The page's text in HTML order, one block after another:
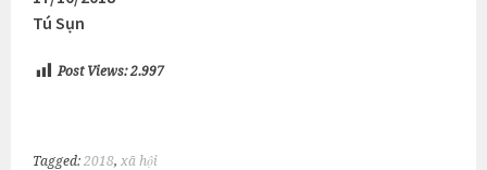
Tú Sụn
Post Views: 2.997
Tagged:2018, xã hội